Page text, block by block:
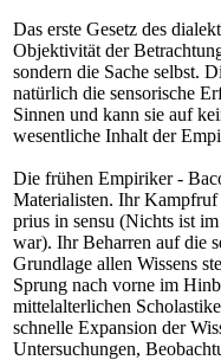
Das erste Gesetz des
Objektivität der
sondern die Sache selbst.
natürlich die sensorische
Sinnen und kann sie auf
wesentliche Inhalt der
Die frühen Empiriker -
Materialisten. Ihr
prius in sensu (Nichts ist
war). Ihr Beharren auf die
Grundlage allen Wissens
Sprung nach vorne im
mittelalterlichen
schnelle Expansion der
Untersuchungen,